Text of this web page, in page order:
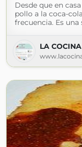
Desde que en
pollo a la coca-
frecuencia. Es una
LA